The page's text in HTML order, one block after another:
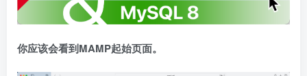
你应该会看到MAMP起始页面。